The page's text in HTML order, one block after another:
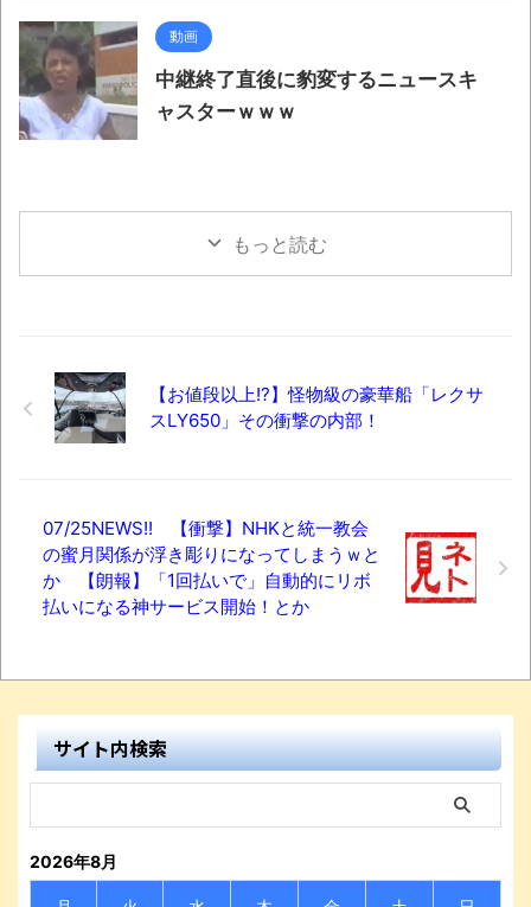
動画
中継終了直後に豹変するニュースキ
ャスターｗｗｗ
もっと読む
【お値段以上!?】怪物級の豪華船「レクサ
スLY650」その衝撃の内部！
07/25NEWS!! 【衝撃】NHKと統一教会
の蜜月関係が浮き彫りになってしまうｗと
か 【朗報】「1回払いで」自動的にリボ
払いになる神サービス開始！とか
サイト内検索
2026年8月